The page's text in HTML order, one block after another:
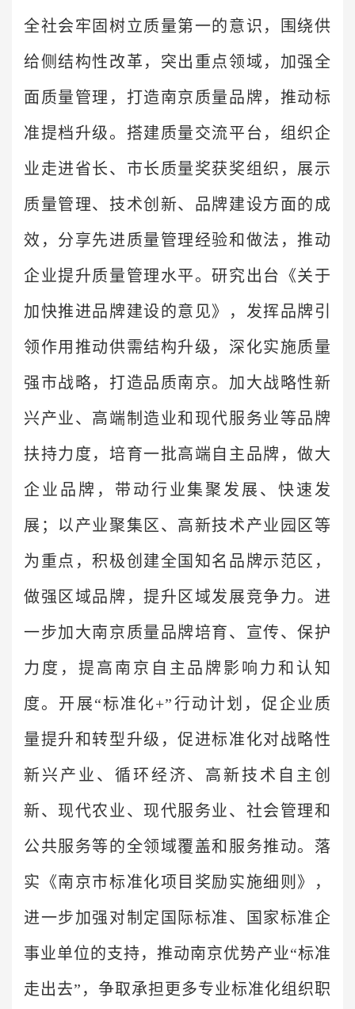
全社会牢固树立质量第一的意识，围绕供
给侧结构性改革，突出重点领域，加强全
面质量管理，打造南京质量品牌，推动标
准提档升级。搭建质量交流平台，组织企
业走进省长、市长质量奖获奖组织，展示
质量管理、技术创新、品牌建设方面的成
效，分享先进质量管理经验和做法，推动
企业提升质量管理水平。研究出台《关于
加快推进品牌建设的意见》，发挥品牌引
领作用推动供需结构升级，深化实施质量
强市战略，打造品质南京。加大战略性新
兴产业、高端制造业和现代服务业等品牌
扶持力度，培育一批高端自主品牌，做大
企业品牌，带动行业集聚发展、快速发
展；以产业聚集区、高新技术产业园区等
为重点，积极创建全国知名品牌示范区，
做强区域品牌，提升区域发展竞争力。进
一步加大南京质量品牌培育、宣传、保护
力度，提高南京自主品牌影响力和认知
度。开展“标准化+”行动计划，促企业质
量提升和转型升级，促进标准化对战略性
新兴产业、循环经济、高新技术自主创
新、现代农业、现代服务业、社会管理和
公共服务等的全领域覆盖和服务推动。落
实《南京市标准化项目奖励实施细则》，
进一步加强对制定国际标准、国家标准企
事业单位的支持，推动南京优势产业“标准
走出去”，争取承担更多专业标准化组织职